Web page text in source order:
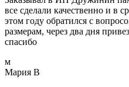
все сделали качественно и в
этом году обратился с
размерам, через два дня
спасибо
м
Мария В